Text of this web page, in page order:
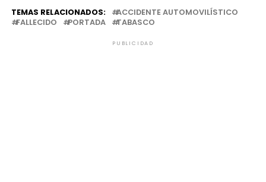
TEMAS RELACIONADOS:
ACCIDENTE AUTOMOVILÍSTICO
FALLECIDO
PORTADA TABASCO
PUBLICIDAD